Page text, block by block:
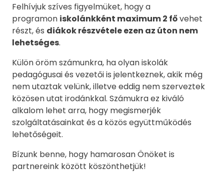
Felhívjuk szíves figyelmüket, hogy a
programon iskolánkként maximum 2 fővehet
részt, és diákok részvétele ezen az úton nem
lehetséges.
Külön öröm számunkra, ha olyan iskolák
pedagógusai és vezetői is jelentkeznek, akik még
nem utaztak velünk, illetve eddig nem szerveztek
közösen utat irodánkkal. Számukra ez kiváló
alkalom lehet arra, hogy megismerjék
szolgáltatásainkat és a közös együttműködés
lehetőségeit.
Bízunk benne, hogy hamarosan Önöket is
partnereink között köszönthetjük!